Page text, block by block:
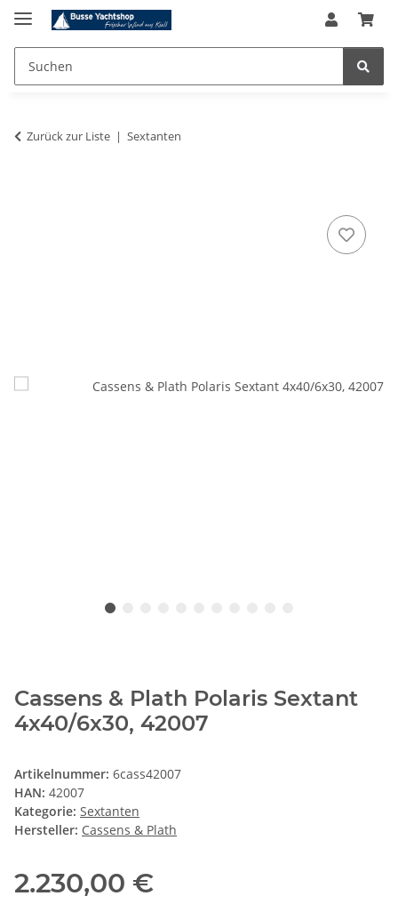
Zurück zur Liste Sextanten
Cassens & Plath Polaris Sextant
4x40/6x30, 42007
Artikelnummer: 6cass42007
HAN: 42007
Kategorie: Sextanten
Hersteller: Cassens & Plath
2.230,00 €